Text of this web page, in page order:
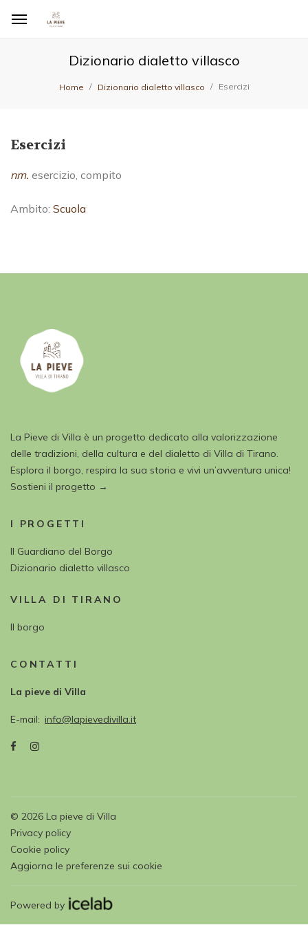
Dizionario dialetto villasco
Home Dizionario dialetto villasco Esercizi
Esercizi
nm. esercizio, compito
Ambito: Scuola
La Pieve di Villa è un progetto dedicato alla valorizzazione
delle tradizioni, della cultura e del dialetto di Villa di Tirano.
Esplora il borgo, respira la sua storia e vivi un’avventura unica!
Sostieni il progetto →
I PROGETTI
Il Guardiano del Borgo
Dizionario dialetto villasco
VILLA DI TIRANO
Il borgo
CONTATTI
La pieve di Villa
E-mail info@lapievedivilla.it
© 2026 La pieve di Villa
Privacy policy
Cookie policy
Aggiorna le preferenze sui cookie
Powered by